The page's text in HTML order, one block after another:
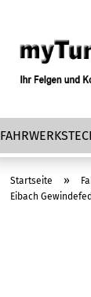
Startseite »
Eibach